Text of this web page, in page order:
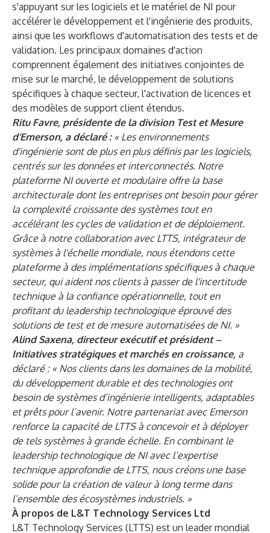
s'appuyant sur les logiciels et le matériel de NI pour
accélérer le développement et l'ingénierie des produits,
ainsi que les workflows d'automatisation des tests et de
validation. Les principaux domaines d'action
comprennent également des initiatives conjointes de
mise sur le marché, le développement de solutions
spécifiques à chaque secteur, l'activation de licences et
des modèles de support client étendus.
Ritu Favre, présidente de la division Test et Mesure
d’Emerson, a déclaré : « Les environnements
d'ingénierie sont de plus en plus définis par les logiciels,
centrés sur les données et interconnectés. Notre
plateforme NI ouverte et modulaire offre la base
architecturale dont les entreprises ont besoin pour gérer
la complexité croissante des systèmes tout en
accélérant les cycles de validation et de déploiement.
Grâce à notre collaboration avec LTTS, intégrateur de
systèmes à l'échelle mondiale, nous étendons cette
plateforme à des implémentations spécifiques à chaque
secteur, qui aident nos clients à passer de l'incertitude
technique à la confiance opérationnelle, tout en
profitant du leadership technologique éprouvé des
solutions de test et de mesure automatisées de NI. »
Alind Saxena, directeur exécutif et président –
Initiatives stratégiques et marchés en croissance, a
déclaré : « Nos clients dans les domaines de la mobilité,
du développement durable et des technologies ont
besoin de systèmes d’ingénierie intelligents, adaptables
et prêts pour l’avenir. Notre partenariat avec Emerson
renforce la capacité de LTTS à concevoir et à déployer
de tels systèmes à grande échelle. En combinant le
leadership technologique de NI avec l’expertise
technique approfondie de LTTS, nous créons une base
solide pour la création de valeur à long terme dans
l’ensemble des écosystèmes industriels. »
À propos de L&T Technology Services Ltd
L&T Technology Services (LTTS) est un leader mondial